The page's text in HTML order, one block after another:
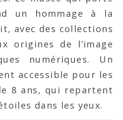
un hommage à la
avec des collections
origines de l’image
numériques. Un
accessible pour les
8 ans, qui repartent
dans les yeux.